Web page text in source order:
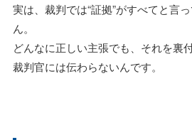
実は、裁判では“証拠”がすべてと言
ん。
どんなに正しい主張でも、それを裏
裁判官には伝わらないんです。